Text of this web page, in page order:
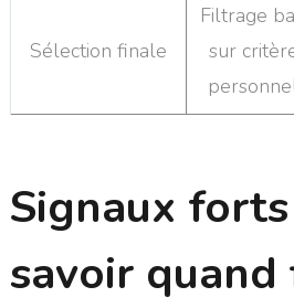
Sélection finale
Filtrage
sur
Signaux
savoir quand